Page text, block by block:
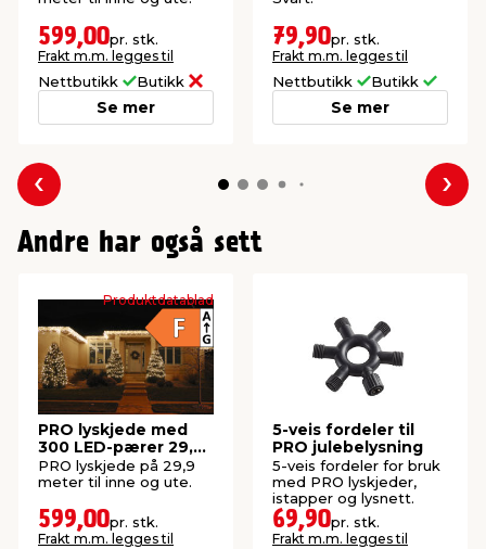
599,00pr. stk.
Frakt m.m. legges til
Nettbutikk Butikk
Se mer
79,90pr. stk.
Frakt m.m. legges til
Nettbutikk Butikk
Se mer
Forrige
Andre har også sett
Produktdatablad
PRO lyskjede med
300 LED-pærer 29,9
meter
PRO lyskjede på 29,9
meter til inne og ute.
599,00pr. stk.
Frakt m.m. legges til
5-veis fordeler til
PRO julebelysning
5-veis fordeler for bruk
med PRO lyskjeder,
istapper og lysnett.
69,90pr. stk.
Frakt m.m. legges til